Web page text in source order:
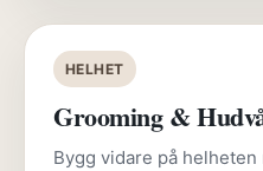
HELHET
Grooming &
Bygg vidare på